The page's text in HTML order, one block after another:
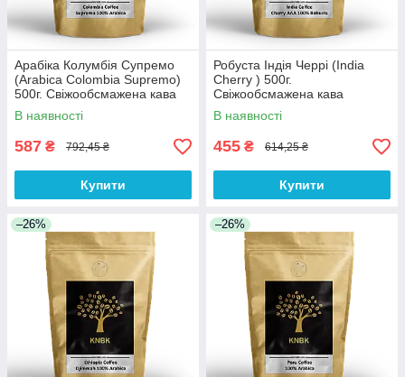
Арабіка Колумбія Супремо
(Arabica Colombia Supremo)
500г. Свіжообсмажена кава
В наявності
587 ₴ 792,45 ₴
Купити
Робуста Індія Черрі (India
Cherry ) 500г.
Свіжообсмажена кава
В наявності
455 ₴ 614,25 ₴
Купити
–26% –26%